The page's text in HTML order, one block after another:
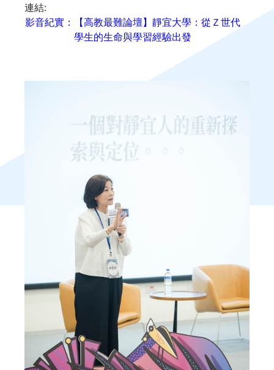
連結:
影音紀實：【高教最難論壇】靜宜大學：從Ｚ世代
學生的生命與學習經驗出發